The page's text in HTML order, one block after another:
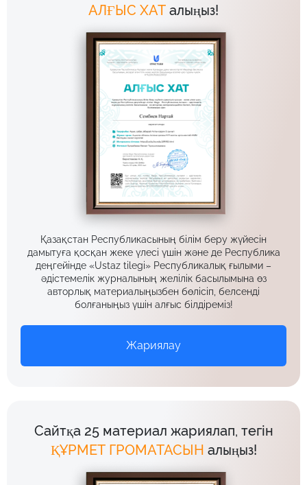
АЛҒЫС ХАТ алыңыз!
Қазақстан Республикасының білім беру жүйесін
дамытуға қосқан жеке үлесі үшін және де Республика
деңгейінде «Ustaz tilegi» Республикалық ғылыми –
әдістемелік журналының желілік басылымына өз
авторлық материалыңызбен бөлісіп, белсенді
болғаныңыз үшін алғыс білдіреміз!
Жариялау
Сайтқа 25 материал жариялап, тегін
ҚҰРМЕТ ГРОМАТАСЫН алыңыз!